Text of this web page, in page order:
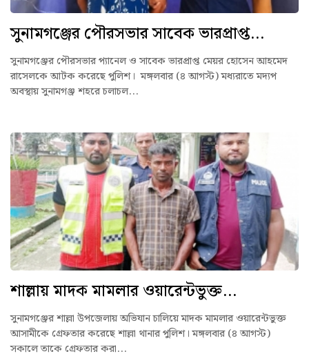
সুনামগঞ্জের পৌরসভার সাবেক ভারপ্রাপ্ত...
সুনামগঞ্জের পৌরসভার প্যানেল ও সাবেক ভারপ্রাপ্ত মেয়র হোসেন আহমেদ
রাসেলকে আটক করেছে পুলিশ। মঙ্গলবার (৪ আগস্ট) মধ্যরাতে মদ্যপ
অবস্থায় সুনামগঞ্জ শহরে চলাচল...
শাল্লায় মাদক মামলার ওয়ারেন্টভুক্ত...
সুনামগঞ্জের শাল্লা উপজেলায় অভিযান চালিয়ে মাদক মামলার ওয়ারেন্টভুক্ত
আসামীকে গ্রেফতার করেছে শাল্লা থানার পুলিশ। মঙ্গলবার (৪ আগস্ট)
সকালে তাকে গ্রেফতার করা...